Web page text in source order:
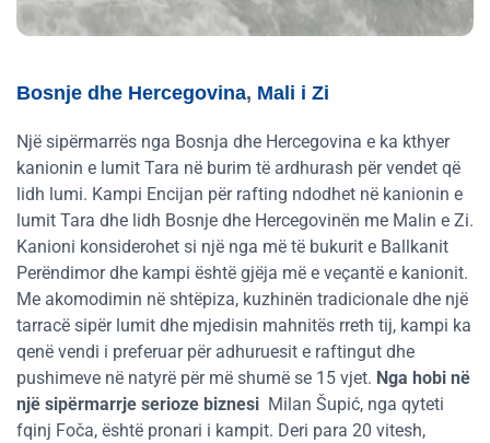
Bosnje dhe Hercegovina, Mali i Zi
Një sipërmarrës nga Bosnja dhe Hercegovina e ka kthyer
kanionin e lumit Tara në burim të ardhurash për vendet që
lidh lumi. Kampi Encijan për rafting ndodhet në kanionin e
lumit Tara dhe lidh Bosnje dhe Hercegovinën me Malin e Zi.
Kanioni konsiderohet si një nga më të bukurit e Ballkanit
Perëndimor dhe kampi është gjëja më e veçantë e kanionit.
Me akomodimin në shtëpiza, kuzhinën tradicionale dhe një
tarracë sipër lumit dhe mjedisin mahnitës rreth tij, kampi ka
qenë vendi i preferuar për adhuruesit e raftingut dhe
pushimeve në natyrë për më shumë se 15 vjet. Nga hobi në
një sipërmarrje serioze biznesi Milan Šupić, nga qyteti
fqinj Foča, është pronari i kampit. Deri para 20 vitesh,